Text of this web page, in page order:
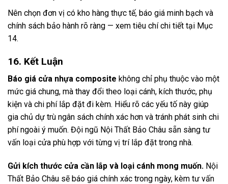
Nên chọn đơn vị có kho hàng thực tế, báo giá minh bạch và
chính sách bảo hành rõ ràng — xem tiêu chí chi tiết tại Mục
14.
16. Kết Luận
Báo giá cửa nhựa composite không chỉ phụ thuộc vào một
mức giá chung, mà thay đổi theo loại cánh, kích thước, phụ
kiện và chi phí lắp đặt đi kèm. Hiểu rõ các yếu tố này giúp
gia chủ dự trù ngân sách chính xác hơn và tránh phát sinh chi
phí ngoài ý muốn. Đội ngũ Nội Thất Bảo Châu sẵn sàng tư
vấn loại cửa phù hợp với từng vị trí lắp đặt trong nhà.
Gửi kích thước cửa cần lắp và loại cánh mong muốn. Nội
Thất Bảo Châu sẽ báo giá chính xác trong ngày, kèm tư vấn